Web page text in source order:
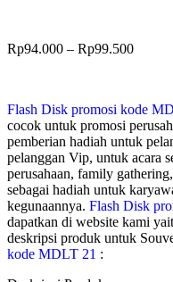
Rp94.000 – Rp99.500
Flash Disk promosi kode
cocok untuk promosi
pemberian hadiah untuk
pelanggan Vip, untuk acara
perusahaan, family
sebagai hadiah untuk
kegunaannya. Flash Disk
dapatkan di website kami
deskripsi produk untuk
kode MDLT 21 :